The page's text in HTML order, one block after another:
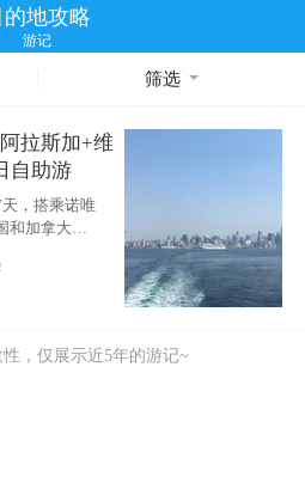
的地攻略
游记
筛选
拉斯加+维
自助游
，搭乘诺唯
加拿大的4
，仅展示近5年的游记~